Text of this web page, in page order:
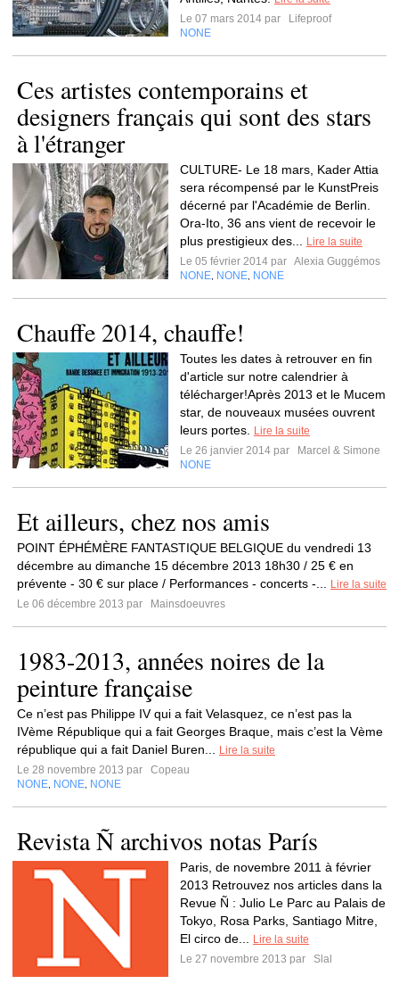
Le 07 mars 2014 par
Lifeproof
NONE
Ces artistes contemporains et
designers français qui sont des stars
à l'étranger
CULTURE- Le 18 mars, Kader Attia
sera récompensé par le KunstPreis
décerné par l'Académie de Berlin.
Ora-Ito, 36 ans vient de recevoir le
plus prestigieux des...
Lire la suite
Le 05 février 2014 par Alexia Guggémos
NONE NONE NONE
Chauffe 2014, chauffe!
Toutes les dates à retrouver en fin
d'article sur notre calendrier à
télécharger!Après 2013 et le Mucem
star, de nouveaux musées ouvrent
leurs portes.
Lire la suite
Le 26 janvier 2014 par
Marcel & Simone
NONE
Et ailleurs, chez nos amis
POINT ÉPHÉMÈRE FANTASTIQUE BELGIQUE du vendredi 13
décembre au dimanche 15 décembre 2013 18h30 / 25 € en
prévente - 30 € sur place / Performances - concerts -...
Lire la suite
Le 06 décembre 2013 par
Mainsdoeuvres
1983-2013, années noires de la
peinture française
Ce n’est pas Philippe IV qui a fait Velasquez, ce n’est pas la
IVème République qui a fait Georges Braque, mais c’est la Vème
république qui a fait Daniel Buren...
Lire la suite
Le 28 novembre 2013 par
Copeau
NONE NONE NONE
Revista Ñ archivos notas París
Paris, de novembre 2011 à février
2013 Retrouvez nos articles dans la
Revue Ñ : Julio Le Parc au Palais de
Tokyo, Rosa Parks, Santiago Mitre,
El circo de...
Lire la suite
Le 27 novembre 2013 par
Slal